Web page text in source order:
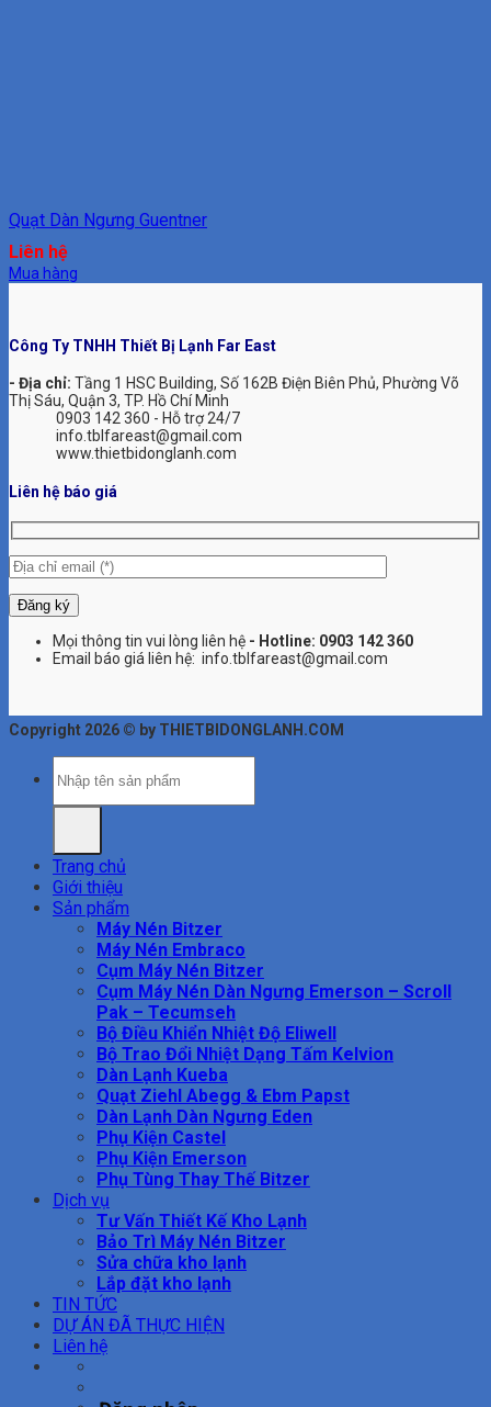
Quạt Dàn Ngưng Guentner
Liên hệ
Mua hàng
Công Ty TNHH Thiết Bị Lạnh Far East
- Địa chỉ: Tầng 1 HSC Building, Số 162B Điện Biên Phủ, Phường Võ
Thị Sáu, Quận 3, TP. Hồ Chí Minh
0903 142 360 - Hỗ trợ 24/7
info.tblfareast@gmail.com
www.thietbidonglanh.com
Liên hệ báo giá
Mọi thông tin vui lòng liên hệ - Hotline: 0903 142 360
Email báo giá liên hệ: info.tblfareast@gmail.com
Copyright 2026 © by THIETBIDONGLANH.COM
kiếm:
Trang chủ
Giới thiệu
Sản phẩm
Máy Nén Bitzer
Máy Nén Embraco
Cụm Máy Nén Bitzer
Cụm Máy Nén Dàn Ngưng Emerson – Scroll
Pak – Tecumseh
Bộ Điều Khiển Nhiệt Độ Eliwell
Bộ Trao Đổi Nhiệt Dạng Tấm Kelvion
Dàn Lạnh Kueba
Quạt Ziehl Abegg & Ebm Papst
Dàn Lạnh Dàn Ngưng Eden
Phụ Kiện Castel
Phụ Kiện Emerson
Phụ Tùng Thay Thế Bitzer
Dịch vụ
Tư Vấn Thiết Kế Kho Lạnh
Bảo Trì Máy Nén Bitzer
Sửa chữa kho lạnh
Lắp đặt kho lạnh
TIN TỨC
DỰ ÁN ĐÃ THỰC HIỆN
Liên hệ